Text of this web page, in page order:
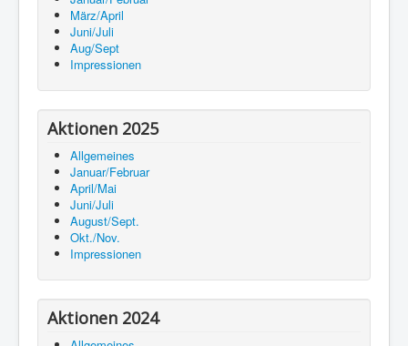
März/April
Juni/Juli
Aug/Sept
Impressionen
Aktionen 2025
Allgemeines
Januar/Februar
April/Mai
Juni/Juli
August/Sept.
Okt./Nov.
Impressionen
Aktionen 2024